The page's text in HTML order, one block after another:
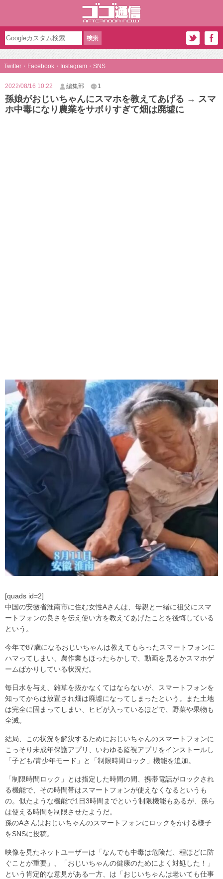
Twitter・Facebook・Instagram・SNS
2022/08/16 10:22 編集部 1
孫娘がおじいちゃんにスマホを教えてあげる → スマ
ホ中毒になり農業をサボりすぎて畑は廃墟に
[quads id=2]
中国の安徽省淮南市に住む女性Aさんは、母親と一緒に祖父にスマ
ートフォンの良さを伝え使い方を教えてあげたことを後悔している
という。
今年で87歳になるおじいちゃんは教えてもらったスマートフォンに
ハマってしまい、農作業もほったらかしで、動画を見るかスマホゲ
ームばかりしている状況だ。
毎日水を与え、雑草を抜かなくてはならないが、スマートフォンを
知ってからは放置され畑は廃墟になってしまったという。また土地
は完全に固まってしまい、ヒビが入っているほどで、野菜や果物も
全滅。
結局、この状況を解決するためにおじいちゃんのスマートフォンに
こっそり未成年保護アプリ、いわゆる監視アプリをインストールし
「子ども/青少年モード」と「制限時間ロック」機能を追加。
「制限時間ロック」とは指定した時間の間、携帯電話がロックされ
る機能で、その時間帯はスマートフォンが使えなくなるというも
の。似たような機能で1日3時間までという制限機能もあるが、孫ら
は使える時間を制限させたようだ。
孫のAさんはおじいちゃんのスマートフォンにロックをかける様子
をSNSに投稿。
映像を見たネットユーザーは「なんでも中毒は危険だ、程ほどに防
ぐことが重要」、「おじいちゃんの健康のためによく対処した！」
という肯定的な意見がある一方、は「おじいちゃんは老いても仕事